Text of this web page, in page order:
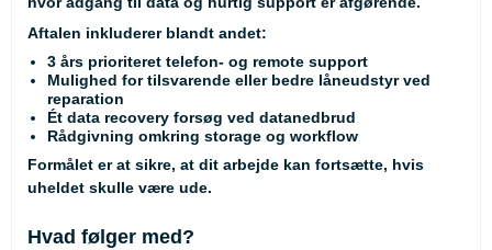
Aftalen inkluderer blandt andet:
3 års prioriteret telefon- og remote support
Mulighed for tilsvarende eller bedre låneudstyr ved
reparation
Ét data recovery forsøg ved datanedbrud
Rådgivning omkring storage og workflow
Formålet er at sikre, at dit arbejde kan fortsætte, hvis
uheldet skulle være ude.
Hvad følger med?